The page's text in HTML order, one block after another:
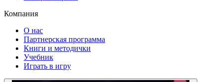
Компания
О нас
Партнерская программа
Книги и методички
Учебник
Играть в игру